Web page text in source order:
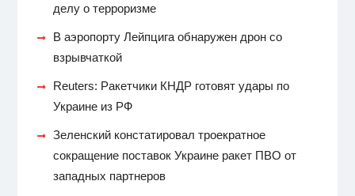
делу о терроризме
В аэропорту Лейпцига обнаружен дрон со
взрывчаткой
Reuters: Ракетчики КНДР готовят удары по
Украине из РФ
Зеленский констатировал троекратное
сокращение поставок Украине ракет ПВО от
западных партнеров